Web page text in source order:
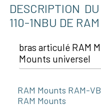
DESCRIPTION
110-1NBU DE
bras articulé RAM
Mounts universel
RAM Mounts RAM-
RAM Mounts